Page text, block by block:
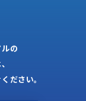
の
ださい。